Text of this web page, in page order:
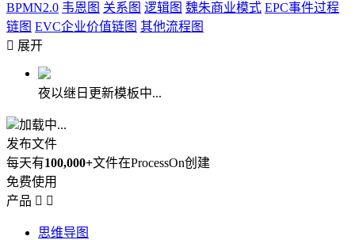
BPMN2.0 韦恩图 关系图 逻辑图 魏朱商业模式 EPC事件过程
链图 EVC企业价值链图 其他流程图
 展开
夜以继日更新模板中...
加载中...
发布文件
每天有100,000+文件在ProcessOn创建
免费使用
产品  
思维导图